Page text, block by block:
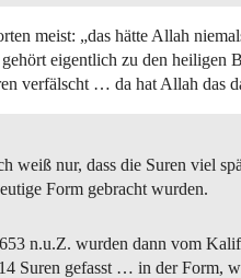
meist: „das hätte Allah
eigentlich zu den heiligen
verfälscht … da hat Allah das
weiß nur, dass die Suren viel
Form gebracht wurden.
n.u.Z. wurden dann vom
Suren gefasst … in der Form,